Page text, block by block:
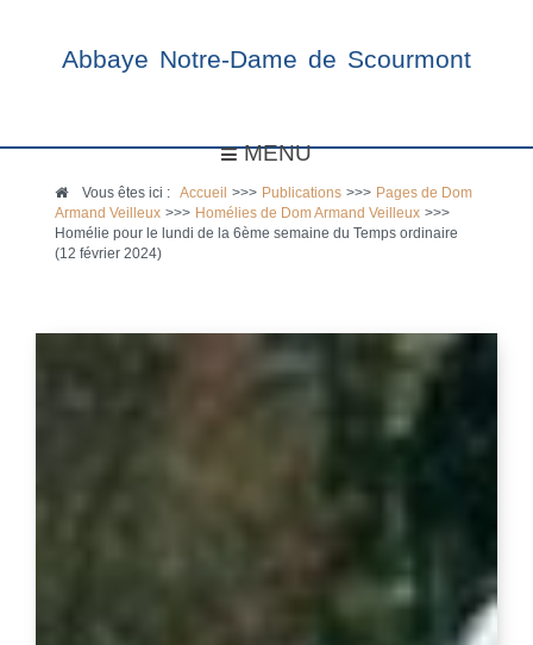
Abbaye Notre-Dame de Scourmont
MENU
Vous êtes ici :Accueil >>> Publications >>> Pages de Dom
Armand Veilleux >>> Homélies de Dom Armand Veilleux >>>
Homélie pour le lundi de la 6ème semaine du Temps ordinaire
(12 février 2024)